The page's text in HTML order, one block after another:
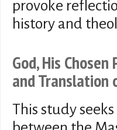
provoke
history and
God, His
and Translation
This study